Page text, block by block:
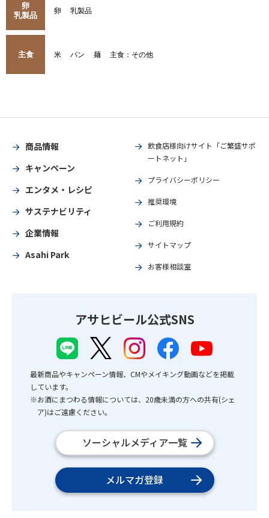
卵
乳製品
卵 乳製品
主食 米 パン 麺 主食：その他
商品情報
キャンペーン
エンタメ・レシピ
サステナビリティ
企業情報
Asahi Park
飲食店様向けサイト「ご繁盛サポ
ートネット」
プライバシーポリシー
推奨環境
ご利用規約
サイトマップ
お客様相談室
アサヒビール公式SNS
最新商品やキャンペーン情報、CMやメイキング動画などを掲載
しています。
※お酒にまつわる情報については、20歳未満の方への共有(シェ
ア)はご遠慮ください。
ソーシャルメディア一覧
メルマガ登録